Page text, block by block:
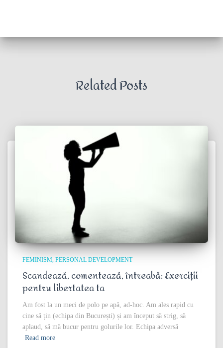
Related Posts
FEMINISM PERSONAL DEVELOPMENT
Scandează, comentează, întreabă: Exerciții
pentru libertatea ta
Am fost la un meci de polo pe apă, ad-hoc. Am ales rapid cu
cine să țin (echipa din București) și am început să strig, să
aplaud, să mă bucur pentru golurile lor. Echipa adversă
Read more